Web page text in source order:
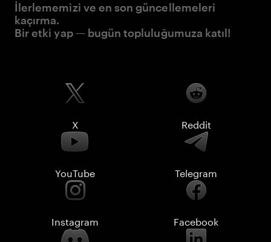
İlerlememizi ve en son güncellemeleri
kaçırma.
Bir etki yap — bugün topluluğumuza katıl!
X Reddit
YouTube Telegram
Instagram Facebook